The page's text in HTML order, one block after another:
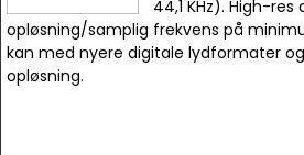
44,1 KHz). High-
opløsning/samplig frekvens på
kan med nyere digitale lydformater
opløsning.